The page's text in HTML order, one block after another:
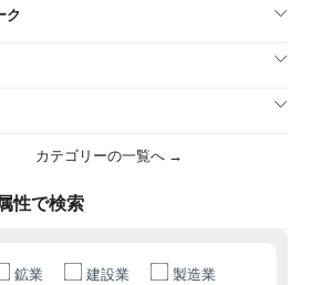
ク
カテゴリーの一覧へ →
性で検索
鉱業 建設業 製造業